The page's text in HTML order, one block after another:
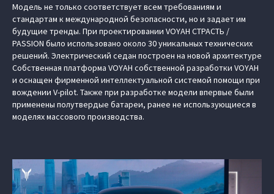
Модель не только соответствует всем требованиям и
стандартам к международной безопасности, но и задает им
будущие тренды. При проектировании VOYAH СТРАСТЬ /
PASSION было использовано около 30 уникальных технических
решений. Электрический седан построен на новой архитектуре
Cобственная платформа VOYAH собственной разработки VOYAH
и оснащен фирменной интеллектуальной системой помощи при
вождении V-pilot. Также при разработке модели впервые были
применены полутвердые батареи, ранее не использующиеся в
моделях массового производства.